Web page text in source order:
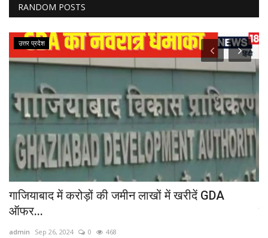
RANDOM POSTS
उत्तर प्रदेश
गाजियाबाद में करोड़ों की जमीन लाखों में खरीदें GDA
ऑफर...
admin Sep 26, 2024 0 468